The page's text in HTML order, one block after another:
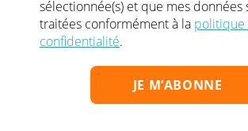
sélectionnée(s) et que mes données
traitées conformément à la politique
confidentialité.